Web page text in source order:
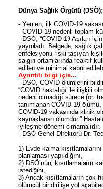
Dünya Sağlık Örgütü (DSÖ);
- Yemen, ilk COVID-19
- COVID-19 nedenli toplam
- DSÖ, “COVID-19 Aşıları
yayınladı. Belgede, sağlık
enfeksiyonu riski taşıyan
salgın ortamlarında reaktif
edilen ve minimal kabul
Ayrıntılı bilgi için...
- DSÖ, COVID ölümlerini
“COVID hastalığı ile ilişkili
nedeni olmadığı sürece (ör.
tanımlanan COVID-19
COVID-19 vakasında klinik
kaynaklanan ölümdür.”
iyileşme dönemi olmamalıdır.
- DSÖ Genel Direktörü Dr.
1) Evde kalma
planlaması yapıldığını,
2) DSÖ’nün, kısıtlamaların
istediğini,
3) Ancak kısıtlamaların çok
ölümcül bir dirilişe yol